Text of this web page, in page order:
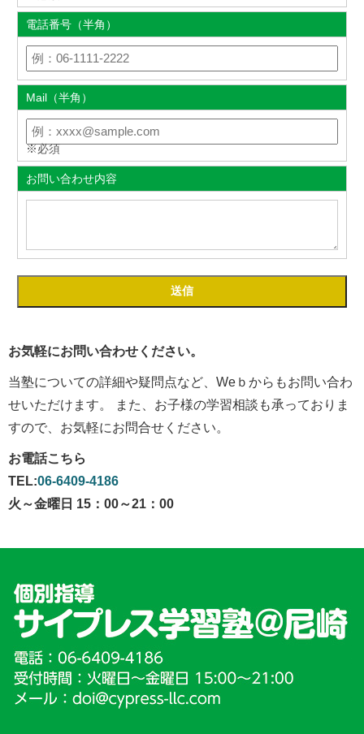
電話番号（半角）
Mail（半角）
※必須
お問い合わせ内容
お気軽にお問い合わせください。
当塾についての詳細や疑問点など、Weｂからもお問い合わ
せいただけます。 また、お子様の学習相談も承っておりま
すので、お気軽にお問合せください。
お電話こちら
TEL:06-6409-4186
火～金曜日 15：00～21：00